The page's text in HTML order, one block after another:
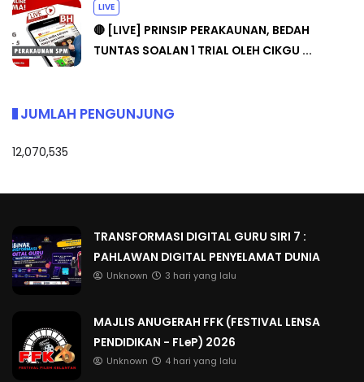
LIVE
🔴 [LIVE] PRINSIP PERAKAUNAN, BEDAH
TUNTAS SOALAN 1 TRIAL OLEH CIKGU ...
JUMLAH PENGUNJUNG
12,070,535
TRANSFORMASI DIGITAL GURU SIRI 7 :
PAHLAWAN DIGITAL PENYELAMAT DUNIA
Unknown 3 hari yang lalu
MAJLIS ANUGERAH FFK (FESTIVAL LENSA
PENDIDIKAN - FLeP) 2026
Unknown 4 hari yang lalu